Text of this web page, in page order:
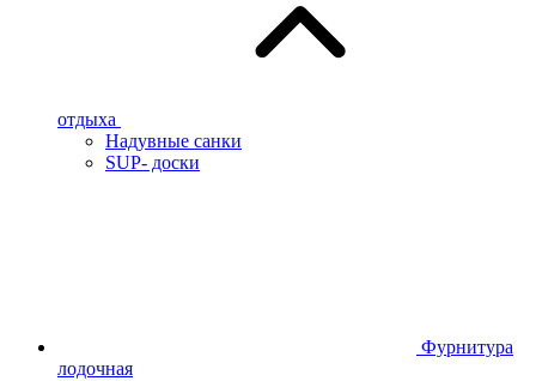
отдыха
Надувные санки
SUP- доски
Фурнитура
лодочная